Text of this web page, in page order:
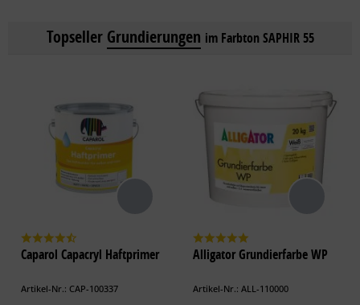
Topseller Grundierungen im Farbton SAPHIR 55
Caparol Capacryl Haftprimer
Artikel-Nr.: CAP-100337
Alligator Grundierfarbe WP
Artikel-Nr.: ALL-110000